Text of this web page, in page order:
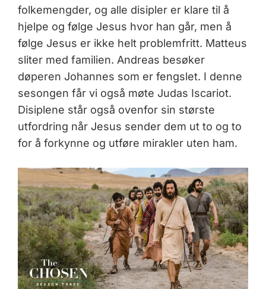
folkemengder, og alle disipler er klare til å
hjelpe og følge Jesus hvor han går, men å
følge Jesus er ikke helt problemfritt. Matteus
sliter med familien. Andreas besøker
døperen Johannes som er fengslet. I denne
sesongen får vi også møte Judas Iscariot.
Disiplene står også ovenfor sin største
utfordring når Jesus sender dem ut to og to
for å forkynne og utføre mirakler uten ham.